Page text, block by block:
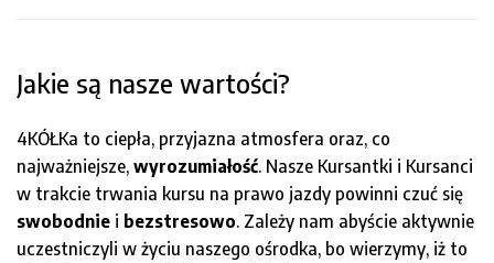
Jakie są nasze wartości?
4KÓŁKa to ciepła, przyjazna atmosfera oraz, co
najważniejsze, wyrozumiałość. Nasze Kursantki i Kursanci
w trakcie trwania kursu na prawo jazdy powinni czuć się
swobodnie i bezstresowo. Zależy nam abyście aktywnie
uczestniczyli w życiu naszego ośrodka, bo wierzymy, iż to